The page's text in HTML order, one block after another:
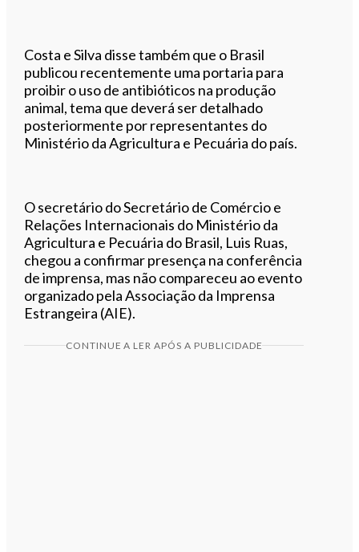
Costa e Silva disse também que o Brasil
publicou recentemente uma portaria para
proibir o uso de antibióticos na produção
animal, tema que deverá ser detalhado
posteriormente por representantes do
Ministério da Agricultura e Pecuária do país.
O secretário do Secretário de Comércio e
Relações Internacionais do Ministério da
Agricultura e Pecuária do Brasil, Luis Ruas,
chegou a confirmar presença na conferência
de imprensa, mas não compareceu ao evento
organizado pela Associação da Imprensa
Estrangeira (AIE).
CONTINUE A LER APÓS A PUBLICIDADE